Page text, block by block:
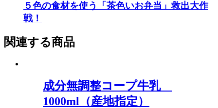
５色の食材を使う「茶色いお弁当」救出大作
戦！
関連する商品
成分無調整コープ牛乳
1000ml（産地指定）